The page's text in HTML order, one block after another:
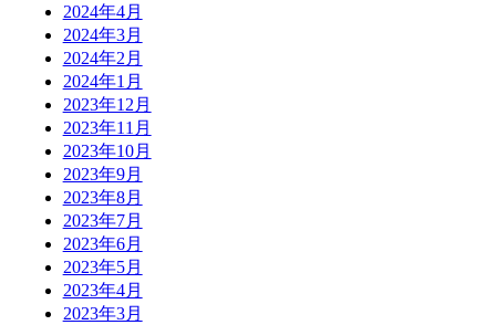
2024年4月
2024年3月
2024年2月
2024年1月
2023年12月
2023年11月
2023年10月
2023年9月
2023年8月
2023年7月
2023年6月
2023年5月
2023年4月
2023年3月